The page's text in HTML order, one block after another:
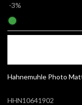
-3%
HHN10641902